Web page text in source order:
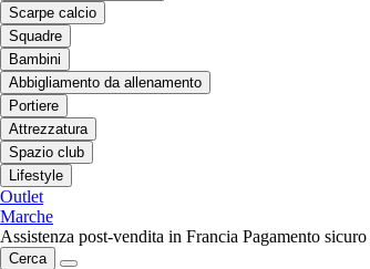
Scarpe calcio
Squadre
Bambini
Abbigliamento da allenamento
Portiere
Attrezzatura
Spazio club
Lifestyle
Outlet
Marche
Assistenza post-vendita in Francia Pagamento sicuro
Cerca